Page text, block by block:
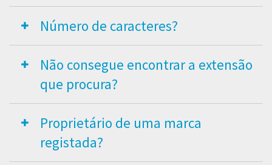
Número de caracteres?
Não consegue encontrar a extensão
que procura?
Proprietário de uma marca
registada?